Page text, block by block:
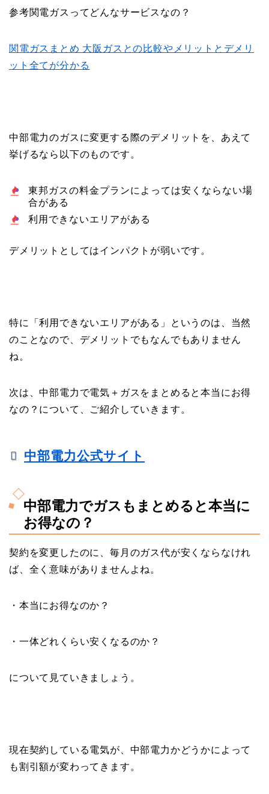
参考関電ガスってどんなサービスなの？
関電ガスまとめ 大阪ガスとの比較やメリットとデメリ
ット全てが分かる
中部電力のガスに変更する際のデメリットを、あえて
挙げるなら以下のものです。
東邦ガスの料金プランによっては安くならない場
合がある
利用できないエリアがある
デメリットとしてはインパクトが弱いです。
特に「利用できないエリアがある」というのは、当然
のことなので、デメリットでもなんでもありません
ね。
次は、中部電力で電気＋ガスをまとめると本当にお得
なの？について、ご紹介していきます。
中部電力公式サイト
中部電力でガスもまとめると本当に
お得なの？
契約を変更したのに、毎月のガス代が安くならなけれ
ば、全く意味がありませんよね。
・本当にお得なのか？
・一体どれくらい安くなるのか？
について見ていきましょう。
現在契約している電気が、 中部電力かどうかによって
も割引額が変わってきます。